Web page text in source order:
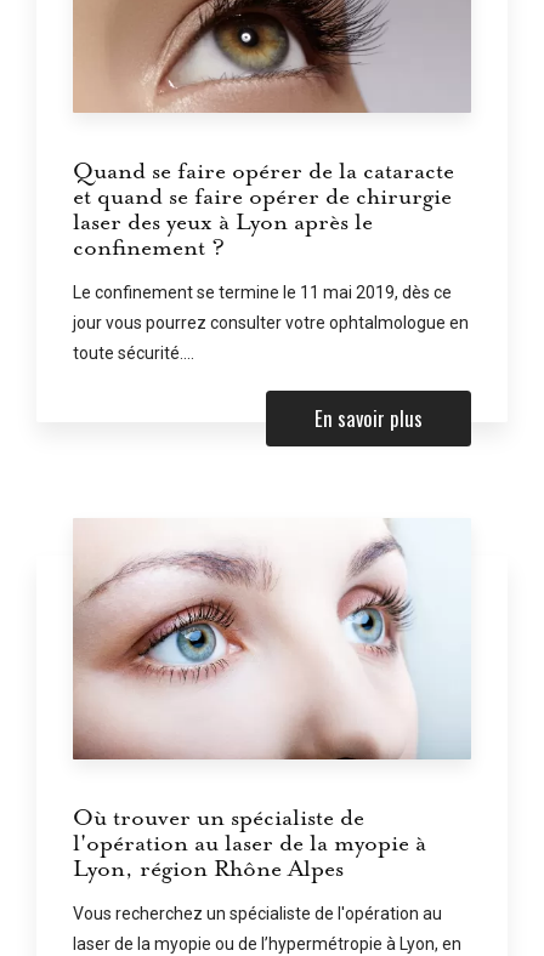
Quand se faire opérer de la cataracte
et quand se faire opérer de chirurgie
laser des yeux à Lyon après le
confinement ?
Le confinement se termine le 11 mai 2019, dès ce
jour vous pourrez consulter votre ophtalmologue en
toute sécurité....
En savoir plus
Où trouver un spécialiste de
l'opération au laser de la myopie à
Lyon, région Rhône Alpes
Vous recherchez un spécialiste de l'opération au
laser de la myopie ou de l’hypermétropie à Lyon, en